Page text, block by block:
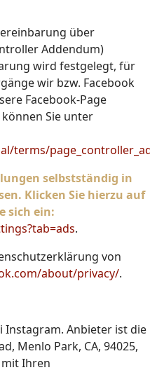
über
Addendum)
wird festgelegt, für
wir bzw. Facebook
Facebook-Page
Sie unter
terms/
selbstständig in
Klicken Sie hierzu auf
sich ein:
.
von
about/privacy/.
Anbieter ist die
Menlo Park, CA, 94025,
mit Ihren